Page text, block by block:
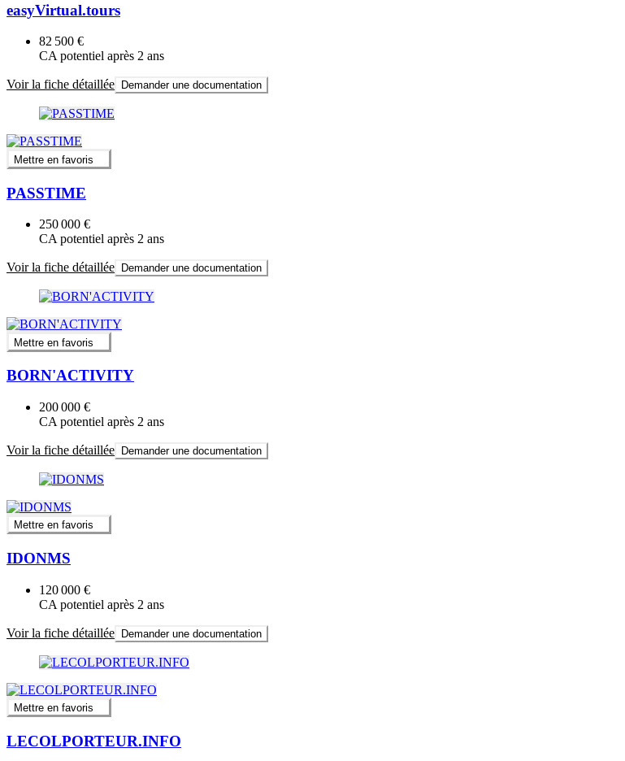
easyVirtual.tours
82 500 €
CA potentiel après 2 ans
Voir la fiche détaillée Demander une documentation
Mettre en favoris
PASSTIME
250 000 €
CA potentiel après 2 ans
Voir la fiche détaillée Demander une documentation
Mettre en favoris
BORN'ACTIVITY
200 000 €
CA potentiel après 2 ans
Voir la fiche détaillée Demander une documentation
Mettre en favoris
IDONMS
120 000 €
CA potentiel après 2 ans
Voir la fiche détaillée Demander une documentation
Mettre en favoris
LECOLPORTEUR.INFO